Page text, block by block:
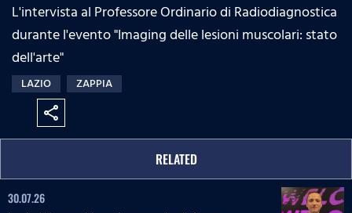
L'intervista al Professore Ordinario di Radiodiagnostica
durante l'evento "Imaging delle lesioni muscolari: stato
dell'arte"
LAZIO ZAPPIA
share
RELATED
30.07.26